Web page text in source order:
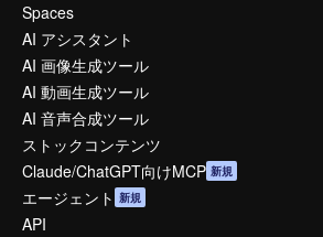
Spaces
AI アシスタント
AI 画像生成ツール
AI 動画生成ツール
AI 音声合成ツール
ストックコンテンツ
Claude/ChatGPT向けMCP 新規
エージェント 新規
API